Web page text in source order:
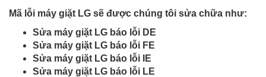
Mã lỗi máy giặt LG sẽ được chúng tôi sửa chữa như:
Sửa máy giặt LG báo lỗi DE
Sửa máy giặt LG báo lỗi FE
Sửa máy giặt LG báo lỗi IE
Sửa máy giặt LG báo lỗi LE